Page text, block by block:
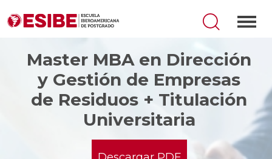
Master MBA en Dirección
y Gestión de Empresas
de Residuos + Titulación
Universitaria